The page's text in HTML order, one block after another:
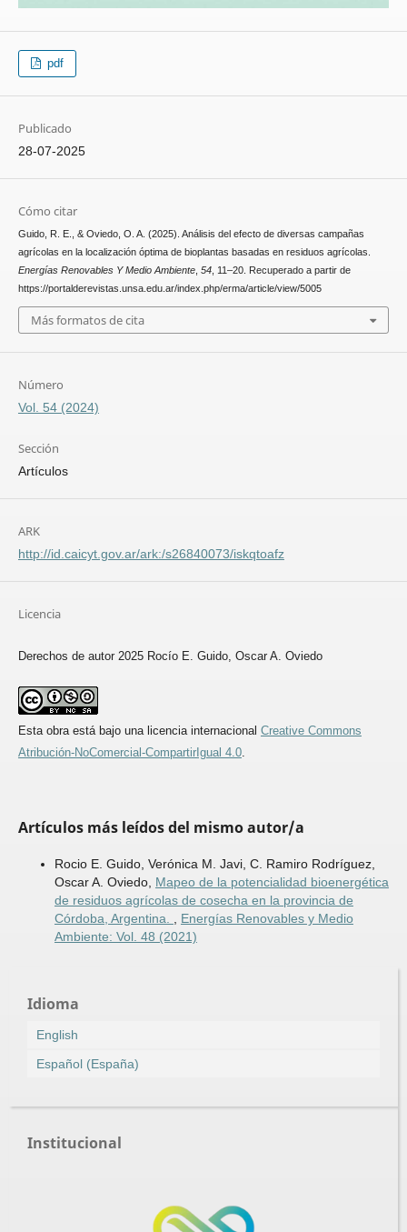
pdf
Publicado
28-07-2025
Cómo citar
Guido, R. E., & Oviedo, O. A. (2025). Análisis del efecto de diversas campañas
agrícolas en la localización óptima de bioplantas basadas en residuos agrícolas.
Energías Renovables Y Medio Ambiente, 54, 11–20. Recuperado a partir de
https://portalderevistas.unsa.edu.ar/index.php/erma/article/view/5005
Más formatos de cita
Número
Vol. 54 (2024)
Sección
Artículos
ARK
http://id.caicyt.gov.ar/ark:/s26840073/iskqtoafz
Licencia
Derechos de autor 2025 Rocío E. Guido, Oscar A. Oviedo
Esta obra está bajo una licencia internacional Creative Commons
Atribución-NoComercial-CompartirIgual 4.0.
Artículos más leídos del mismo autor/a
Rocio E. Guido, Verónica M. Javi, C. Ramiro Rodríguez,
Oscar A. Oviedo, Mapeo de la potencialidad bioenergética
de residuos agrícolas de cosecha en la provincia de
Córdoba, Argentina.
Energías Renovables y Medio
Ambiente: Vol. 48 (2021)
Idioma
English
Español (España)
Institucional